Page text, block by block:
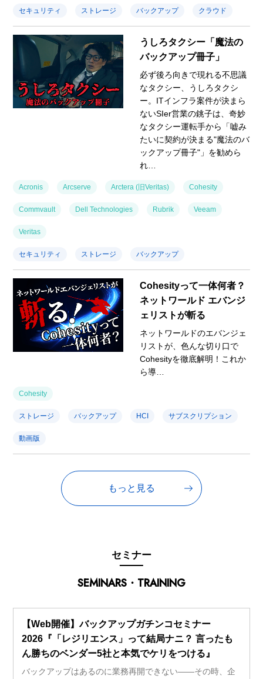
セキュリティ ストレージ バックアップ クラウド
うしろタクシー「魔法の
バックアップ冊子」
必ず後ろ向きで現れる不思議
なタクシー、うしろタクシ
ー。ITインフラ案件が決まら
ないSIer営業の銚子は、奇妙
なタクシー運転手から「嘘み
たいに契約が決まる"魔法のバ
ックアップ冊子"」を勧めら
れ…
Acronis Arcserve Arctera (旧Veritas) Cohesity
Commvault Dell Technologies Rubrik Veeam
Veritas
セキュリティ ストレージ バックアップ
Cohesityって一体何者？
ネットワールド エバンジ
ェリストが斬る
ネットワールドのエバンジェ
リストが、色んな切り口で
Cohesityを徹底解明！これか
ら導…
Cohesity
ストレージ バックアップ HCI サブスクリプション
動画版
もっと見る
SEMINARS・TRAINING
セミナー
【Web開催】バックアップガチンコセミナー
2026『「レジリエンス」って結局ナニ？ 言ったも
ん勝ちのベンダー5社と本気でケリをつける』
バックアップはあるのに業務再開できない――その時、企